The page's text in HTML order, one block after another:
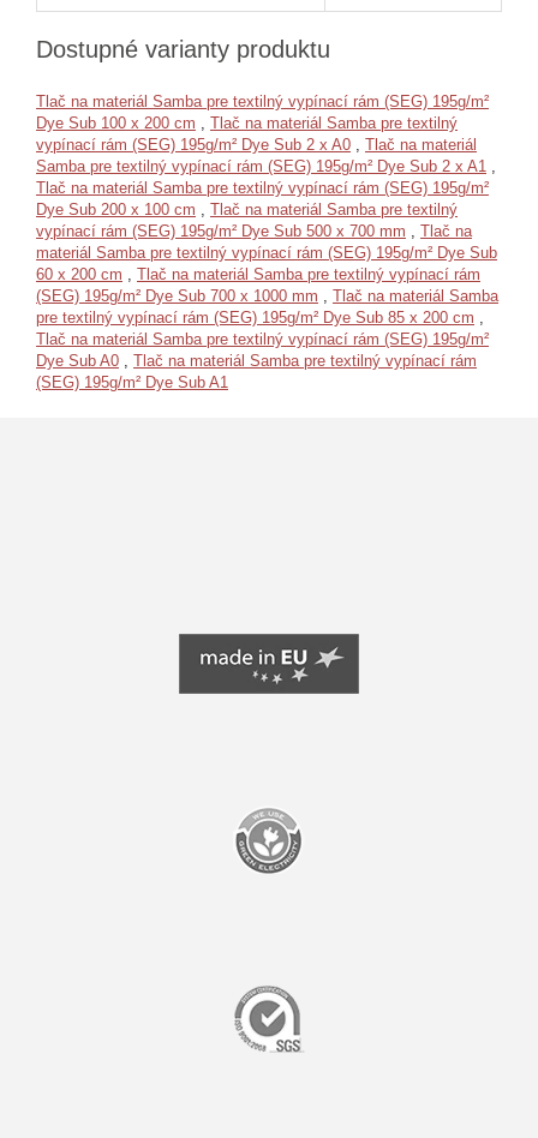
Dostupné varianty produktu
Tlač na materiál Samba pre textilný vypínací rám (SEG) 195g/m²
Dye Sub 100 x 200 cm
Tlač na materiál Samba pre textilný
vypínací rám (SEG) 195g/m² Dye Sub 2 x A0
Tlač na materiál
Samba pre textilný vypínací rám (SEG) 195g/m² Dye Sub 2 x A1
Tlač na materiál Samba pre textilný vypínací rám (SEG) 195g/m²
Dye Sub 200 x 100 cm
Tlač na materiál Samba pre textilný
vypínací rám (SEG) 195g/m² Dye Sub 500 x 700 mm
Tlač na
materiál Samba pre textilný vypínací rám (SEG) 195g/m² Dye Sub
60 x 200 cm
Tlač na materiál Samba pre textilný vypínací rám
(SEG) 195g/m² Dye Sub 700 x 1000 mm
Tlač na materiál Samba
pre textilný vypínací rám (SEG) 195g/m² Dye Sub 85 x 200 cm
Tlač na materiál Samba pre textilný vypínací rám (SEG) 195g/m²
Dye Sub A0
Tlač na materiál Samba pre textilný vypínací rám
(SEG) 195g/m² Dye Sub A1